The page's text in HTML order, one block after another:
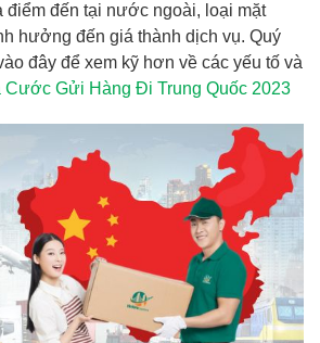
điểm đến tại nước ngoài, loại mặt
hưởng đến giá thành dịch vụ. Quý
đây để xem kỹ hơn về các yếu tố và
Cước Gửi Hàng Đi Trung Quốc 2023